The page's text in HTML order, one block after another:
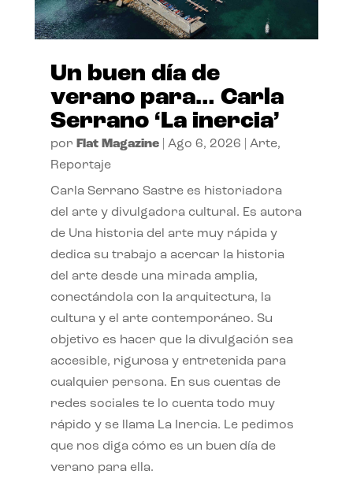
Un buen día de
verano para… Carla
Serrano ‘La inercia’
por Flat Magazine| Ago 6, 2026 Arte,
Reportaje
Carla Serrano Sastre es historiadora
del arte y divulgadora cultural. Es autora
de Una historia del arte muy rápida y
dedica su trabajo a acercar la historia
del arte desde una mirada amplia,
conectándola con la arquitectura, la
cultura y el arte contemporáneo. Su
objetivo es hacer que la divulgación sea
accesible, rigurosa y entretenida para
cualquier persona. En sus cuentas de
redes sociales te lo cuenta todo muy
rápido y se llama La Inercia. Le pedimos
que nos diga cómo es un buen día de
verano para ella.